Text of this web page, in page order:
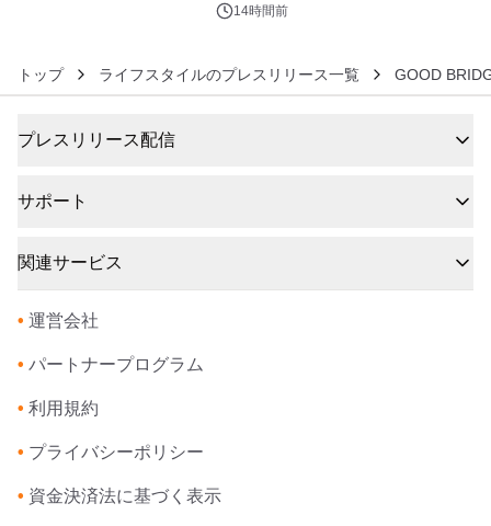
るパッケージ～ 9月1日(火)秋田県内で
14時間前
トップ ライフスタイルのプレスリリース一覧 GOOD
プレスリリース配信
サポート
関連サービス
• 運営会社
• パートナープログラム
• 利用規約
• プライバシーポリシー
• 資金決済法に基づく表示